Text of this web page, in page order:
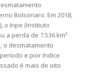
Bolsonaro. Em 2018,
o Inpe (Instituto
a perda de 7.536 km²
o desmatamento
e pior índice
é mais de oito